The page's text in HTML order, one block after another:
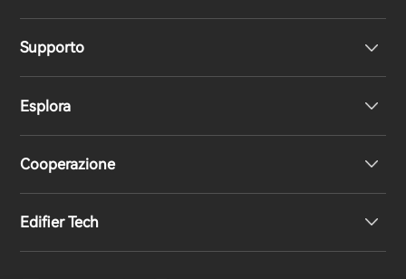
Altoparlanti
Supporto
Dichiarazione di conformità UE
Supporto prodotto
Esplora
La nostra storia
Cooperazione
Edifier Tech